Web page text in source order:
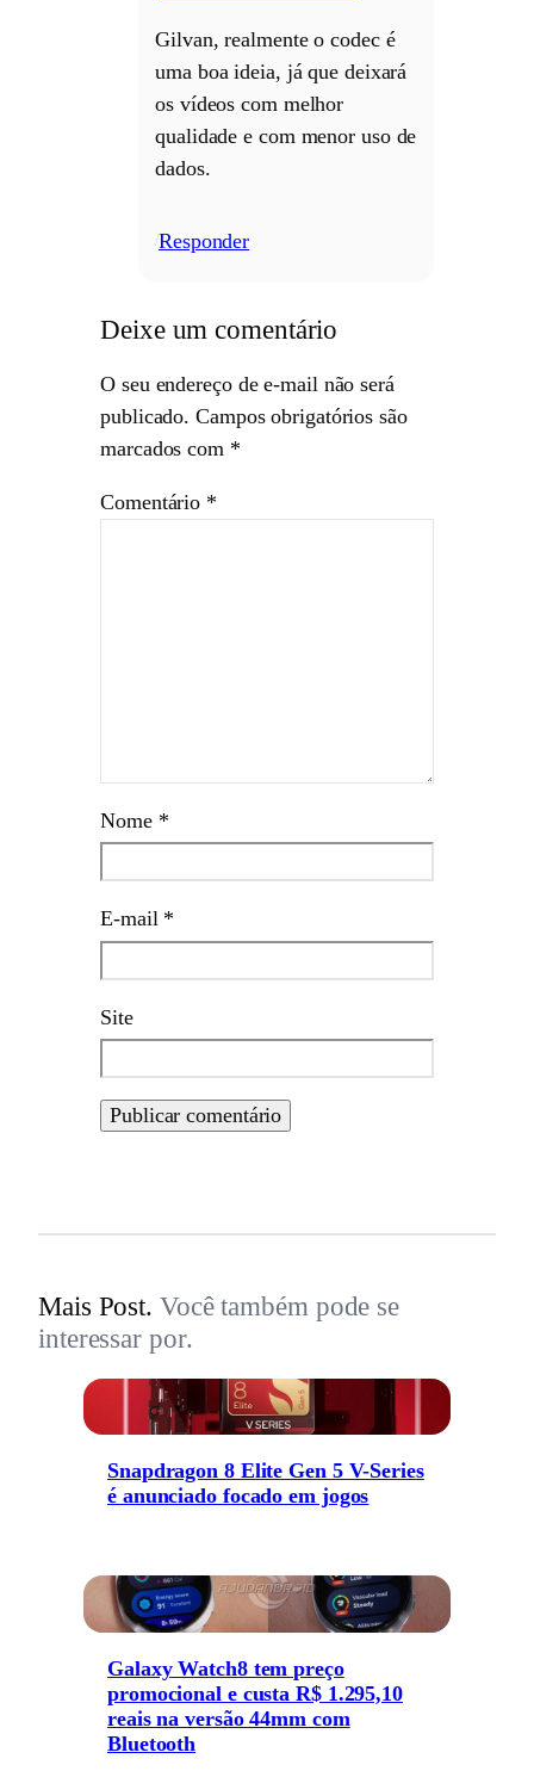
Gilvan, realmente o codec é
uma boa ideia, já que deixará
os vídeos com melhor
qualidade e com menor uso de
dados.
Responder
Deixe um comentário
O seu endereço de e-mail não será
publicado. Campos obrigatórios são
marcados com *
Comentário *
Nome *
E-mail *
Site
Mais Post. Você também pode se
interessar por.
Snapdragon 8 Elite Gen 5 V-Series
é anunciado focado em jogos
Galaxy Watch8 tem preço
promocional e custa R$ 1.295,10
reais na versão 44mm com
Bluetooth